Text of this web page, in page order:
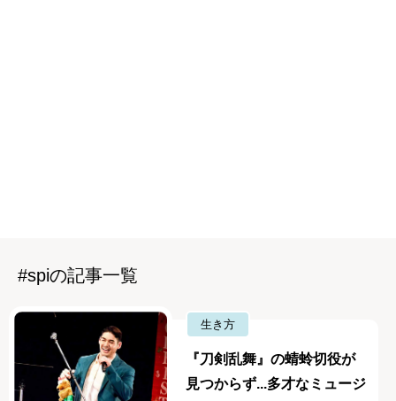
#spiの記事一覧
生き方
『刀剣乱舞』の蜻蛉切役が
見つからず...多才なミュージ